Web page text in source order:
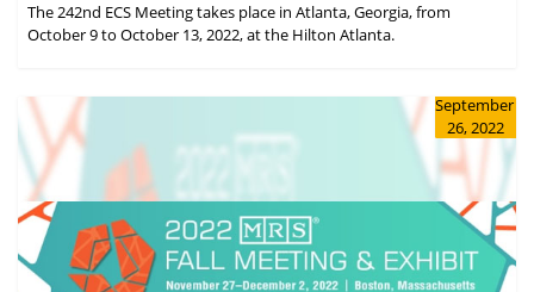
The 242nd ECS Meeting takes place in Atlanta, Georgia, from
October 9 to October 13, 2022, at the Hilton Atlanta.
September
26, 2022